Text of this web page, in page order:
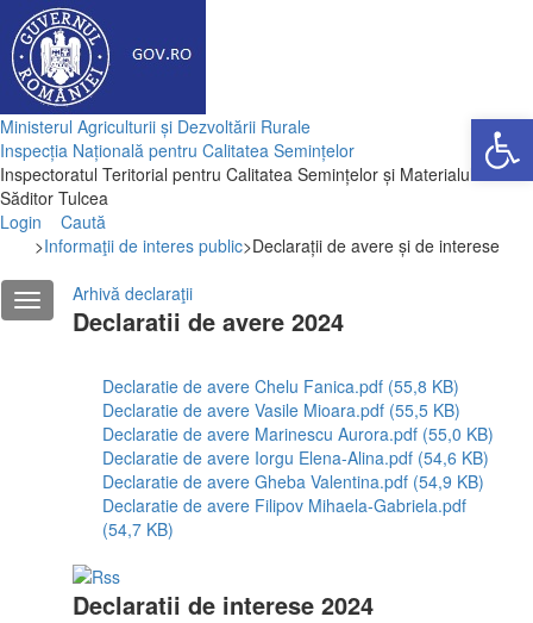
Deschide
Ministerul Agriculturii și Dezvoltării Rurale
Inspecția Națională pentru Calitatea Semințelor
Inspectoratul Teritorial pentru Calitatea Semințelor și Materialului
Săditor Tulcea
Login
Caută
>Informaţii de interes public>Declarații de avere și de interese
Arhivă declaraţii
Declaratii de avere 2024
Declaratie de avere Chelu Fanica.pdf (55,8 KB)
Declaratie de avere Vasile Mioara.pdf (55,5 KB)
Declaratie de avere Marinescu Aurora.pdf (55,0 KB)
Declaratie de avere Iorgu Elena-Alina.pdf (54,6 KB)
Declaratie de avere Gheba Valentina.pdf (54,9 KB)
Declaratie de avere Filipov Mihaela-Gabriela.pdf
(54,7 KB)
Declaratii de interese 2024